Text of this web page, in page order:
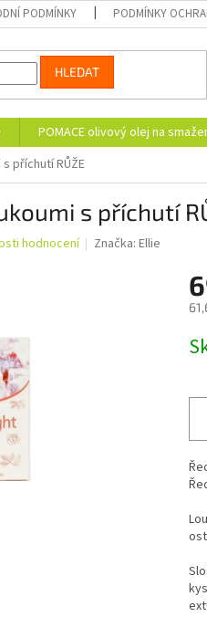
PODMÍNKY PODMÍNKY
HLEDAT
POMACE olivový olej na
příchutí RŮŽE
s příchutí
hodnocení Značka:Ellie